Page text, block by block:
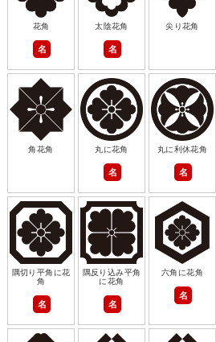
花角
名
太陰花角
名
尖り花角
角花角 丸に花角
名
丸に利休花角
名
隅切り平角に花
角
名
隅反り込み平角
に花角
名
六角に花角
名